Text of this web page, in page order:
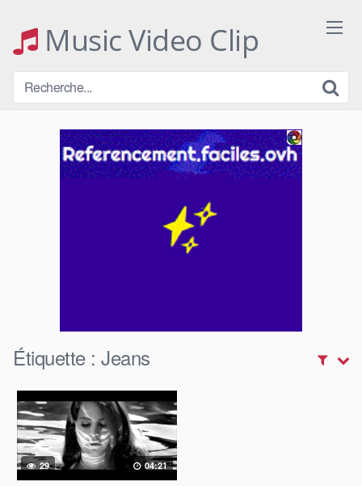
contentMusic Video Clip
Étiquette : Jeans
29 04:21